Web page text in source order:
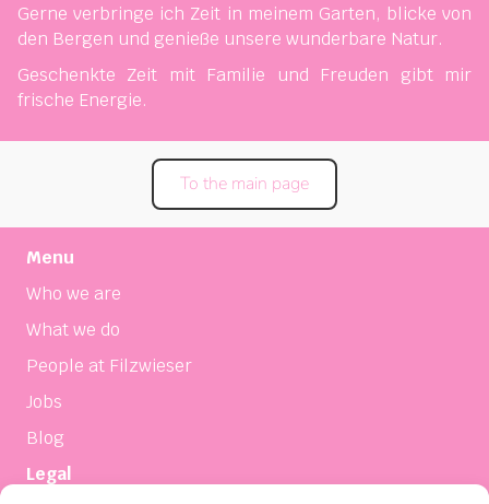
Gerne verbringe ich Zeit in meinem Garten, blicke von
den Bergen und genieße unsere wunderbare Natur.
Geschenkte Zeit mit Familie und Freuden gibt mir
frische Energie.
To the main page
Menu
Who we are
What we do
People at Filzwieser
Jobs
Blog
Legal